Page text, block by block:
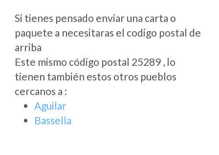
Si tienes pensado enviar una carta o
paquete a necesitaras el codigo postal de
arriba
Este mismo código postal 25289 , lo
tienen también estos otros pueblos
cercanos a :
Aguilar
Bassella